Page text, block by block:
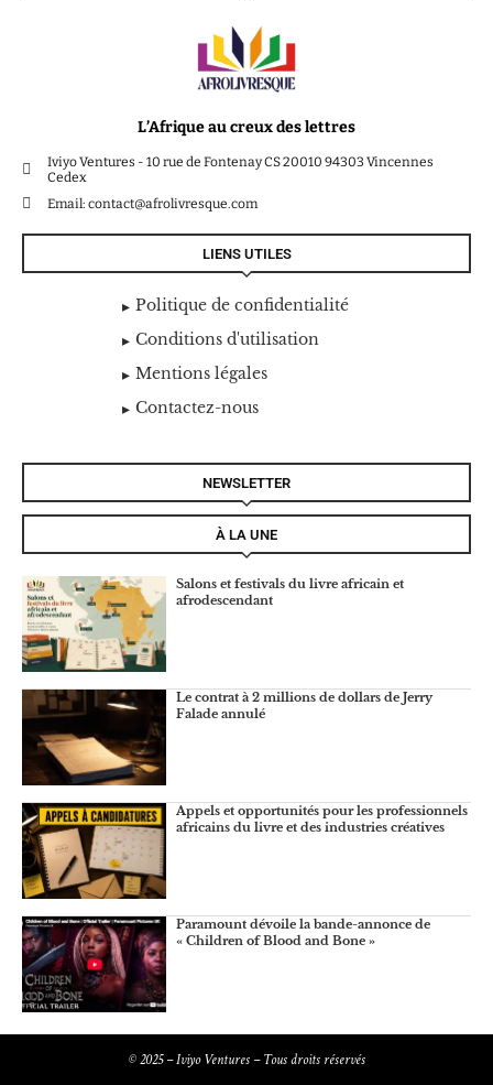
L’Afrique au creux des lettres
Iviyo Ventures - 10 rue de Fontenay CS 20010 94303 Vincennes
Cedex
Email: contact@afrolivresque.com
LIENS UTILES
Politique de confidentialité
Conditions d'utilisation
Mentions légales
Contactez-nous
NEWSLETTER
À LA UNE
Salons et festivals du livre africain et
afrodescendant
Le contrat à 2 millions de dollars de Jerry
Falade annulé
Appels et opportunités pour les professionnels
africains du livre et des industries créatives
Paramount dévoile la bande-annonce de
« Children of Blood and Bone »
© 2025 – Iviyo Ventures – Tous droits réservés